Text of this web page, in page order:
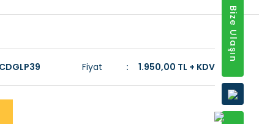
Fiyat 1.950,00 TL + KDV
Bize Ulaşın